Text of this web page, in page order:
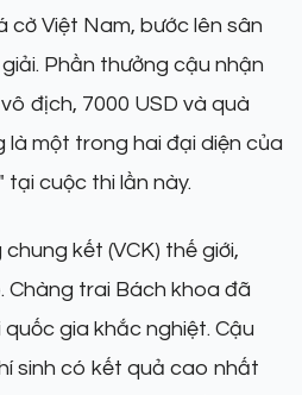
cờ Việt Nam, bước lên sân
Phần thưởng cậu nhận
địch, 7000 USD và quà
là một trong hai đại diện của
tại cuộc thi lần này.
kết (VCK) thế giới,
Chàng trai Bách khoa đã
gia khắc nghiệt. Cậu
sinh có kết quả cao nhất